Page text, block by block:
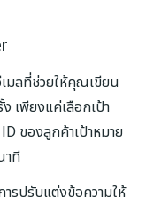
มลที่ช่วยให้คุณเขียน
เพียงแค่เลือกเป้า
ของลูกค้าเป้าหมาย
าที
รปรับแต่งข้อความให้